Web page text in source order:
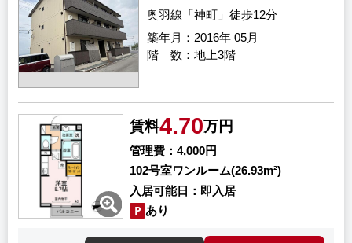
築年月 2016年 05月
奥羽線「神町」徒歩12分
階 数 地上3階
賃料4.70万円
管理費
4,000円
102号室ワンルーム(26.93m²)
入居可能日
即入居
あり